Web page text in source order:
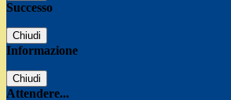
Successo
Chiudi
Informazione
Chiudi
Attendere...